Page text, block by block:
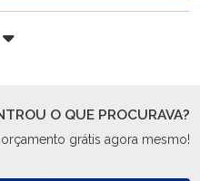
O QUE PROCURAVA?
orçamento grátis agora mesmo!